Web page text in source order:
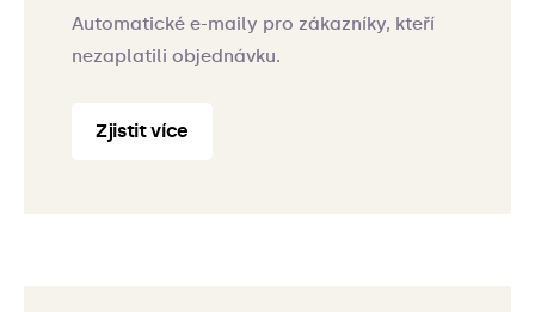
Automatické e-maily pro zákazníky, kteří
nezaplatili objednávku.
Zjistit více